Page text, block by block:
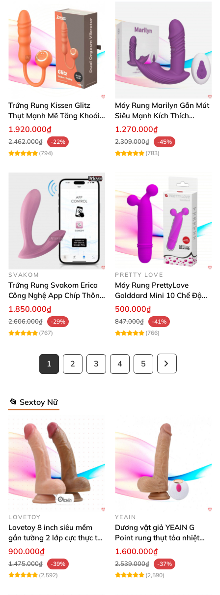
Trứng Rung Kissen Glitz
Thụt Mạnh Mẽ Tăng Khoái
Cảm Xuất Sắc
1.920.000₫
2.462.000₫
-22%
(794)
Máy Rung Marilyn Gắn Mút
Siêu Mạnh Kích Thích
Sướng Tột Đỉnh
1.270.000₫
2.309.000₫
-45%
(783)
SVAKOM
Trứng Rung Svakom Erica
Công Nghệ App Chíp Thông
Minh
1.850.000₫
2.606.000₫
-29%
(767)
PRETTY LOVE
Máy Rung PrettyLove
Golddard Mini 10 Chế Độ
Kích Thích Điểm G Đỉnh
500.000₫
847.000₫
-41%
(766)
1 2 3 4 5
📂 Sextoy Nữ
LOVETOY
Lovetoy 8 inch siêu mềm
gắn tường 2 lớp cực thực tế,
dễ dùng
900.000₫
1.475.000₫
-39%
(2,592)
YEAIN
Dương vật giả YEAIN G
Point rung thụt tỏa nhiệt
điều khiển từ xa silicon
1.600.000₫
2.539.000₫
-37%
(2,590)